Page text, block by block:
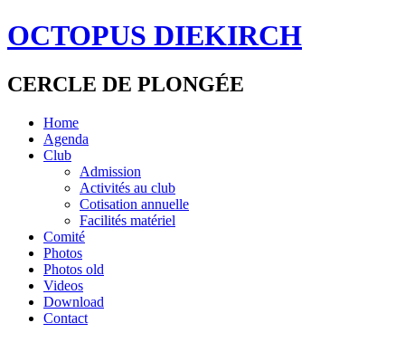
OCTOPUS DIEKIRCH
CERCLE DE PLONGÉE
Home
Agenda
Club
Admission
Activités au club
Cotisation annuelle
Facilités matériel
Comité
Photos
Photos old
Videos
Download
Contact